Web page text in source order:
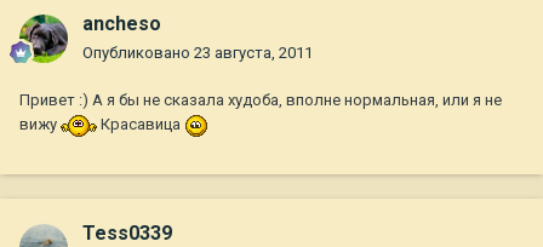
ancheso
Опубликовано 23 августа, 2011
Привет :) А я бы не сказала худоба, вполне нормальная, или я не
вижу
Красавица
Tess0339